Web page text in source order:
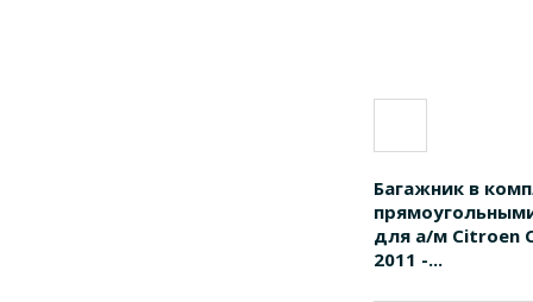
Багажник в
для а/м Citroen
2011 -...